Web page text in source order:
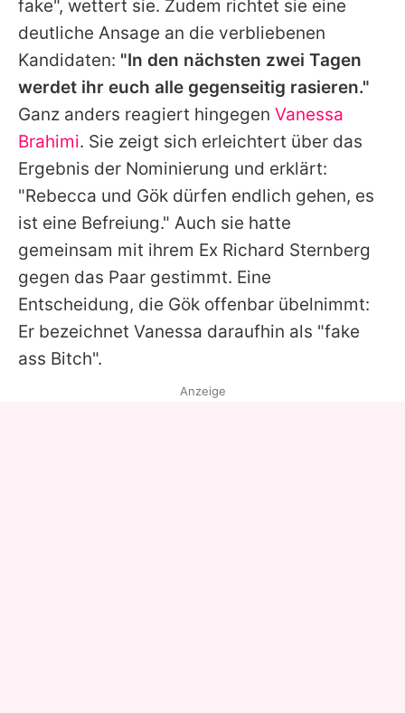
fake", wettert sie. Zudem richtet sie eine
deutliche Ansage an die verbliebenen
Kandidaten: "In den nächsten zwei Tagen
werdet ihr euch alle gegenseitig rasieren."
Ganz anders reagiert hingegen Vanessa
Brahimi. Sie zeigt sich erleichtert über das
Ergebnis der Nominierung und erklärt:
"Rebecca und Gök dürfen endlich gehen, es
ist eine Befreiung." Auch sie hatte
gemeinsam mit ihrem Ex Richard Sternberg
gegen das Paar gestimmt. Eine
Entscheidung, die Gök offenbar übelnimmt:
Er bezeichnet Vanessa daraufhin als "fake
ass Bitch".
Anzeige